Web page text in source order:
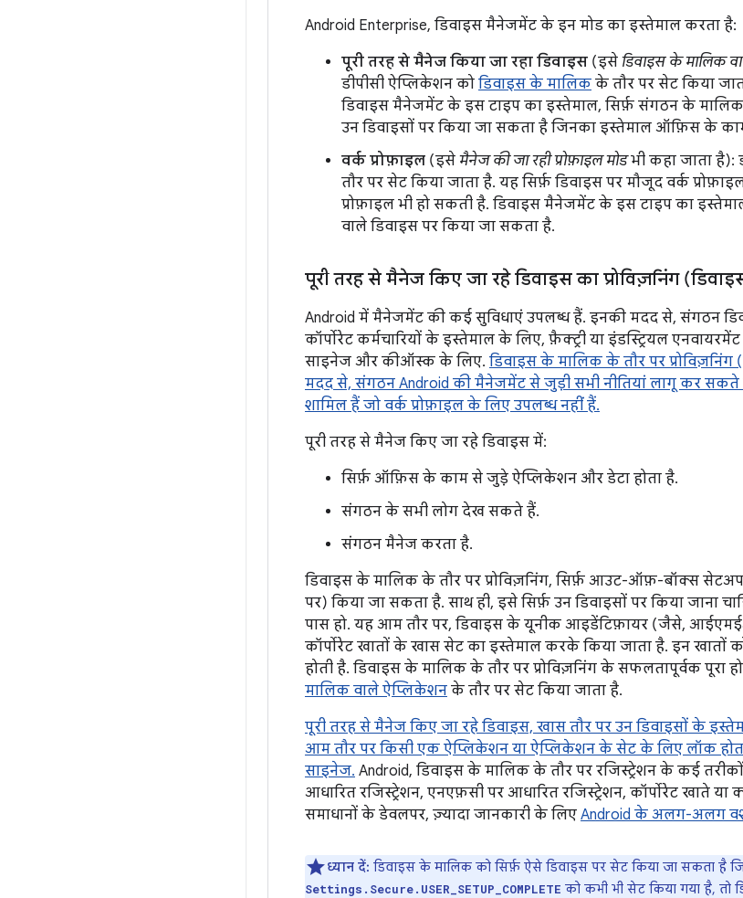
Android Enterprise, डिवाइस मैनेजमेंट के इन मोड का इस्तेमाल करता है:
पूरी तरह से मैनेज किया जा रहा डिवाइस (इसे डिवाइस के मालिक
डीपीसी ऐप्लिकेशन को डिवाइस के मालिक के तौर पर सेट किया
डिवाइस मैनेजमेंट के इस टाइप का इस्तेमाल, सिर्फ़ संगठन के
उन डिवाइसों पर किया जा सकता है जिनका इस्तेमाल ऑफ़िस के
वर्क प्रोफ़ाइल (इसे मैनेज की जा रही प्रोफ़ाइल मोडभी कहा जाता है):
तौर पर सेट किया जाता है. यह सिर्फ़ डिवाइस पर मौजूद वर्क
प्रोफ़ाइल भी हो सकती है. डिवाइस मैनेजमेंट के इस टाइप का
वाले डिवाइस पर किया जा सकता है.
पूरी तरह से मैनेज किए जा रहे डिवाइस का प्रोविज़निंग
Android में मैनेजमेंट की कई सुविधाएं उपलब्ध हैं. इनकी मदद से, संगठन
कॉर्पोरेट कर्मचारियों के इस्तेमाल के लिए, फ़ैक्ट्री या इंडस्ट्रियल
साइनेज और कीऑस्क के लिए. डिवाइस के मालिक के तौर पर
मदद से, संगठन Android की मैनेजमेंट से जुड़ी सभी नीतियां लागू कर सकते
शामिल हैं जो वर्क प्रोफ़ाइल के लिए उपलब्ध नहीं हैं.
पूरी तरह से मैनेज किए जा रहे डिवाइस में:
सिर्फ़ ऑफ़िस के काम से जुड़े ऐप्लिकेशन और डेटा होता है.
संगठन के सभी लोग देख सकते हैं.
संगठन मैनेज करता है.
डिवाइस के मालिक के तौर पर प्रोविज़निंग, सिर्फ़ आउट-ऑफ़-बॉक्स सेटअप
पर) किया जा सकता है. साथ ही, इसे सिर्फ़ उन डिवाइसों पर किया जाना
पास हो. यह आम तौर पर, डिवाइस के यूनीक आइडेंटिफ़ायर (जैसे,
कॉर्पोरेट खातों के खास सेट का इस्तेमाल करके किया जाता है. इन खातों
होती है. डिवाइस के मालिक के तौर पर प्रोविज़निंग के सफलतापूर्वक पूरा
मालिक वाले ऐप्लिकेशन के तौर पर सेट किया जाता है.
पूरी तरह से मैनेज किए जा रहे डिवाइस, खास तौर पर उन डिवाइसों के
आम तौर पर किसी एक ऐप्लिकेशन या ऐप्लिकेशन के सेट के लिए लॉक
साइनेज. Android, डिवाइस के मालिक के तौर पर रजिस्ट्रेशन के कई
आधारित रजिस्ट्रेशन, एनएफ़सी पर आधारित रजिस्ट्रेशन, कॉर्पोरेट खाते
समाधानों के डेवलपर, ज़्यादा जानकारी के लिए Android के अलग-अलग
ध्यान दें: डिवाइस के मालिक को सिर्फ़ ऐसे डिवाइस पर सेट किया जा सकता है
Settings.Secure.USER_SETUP_COMPLETE को कभी भी सेट किया गया है, तो